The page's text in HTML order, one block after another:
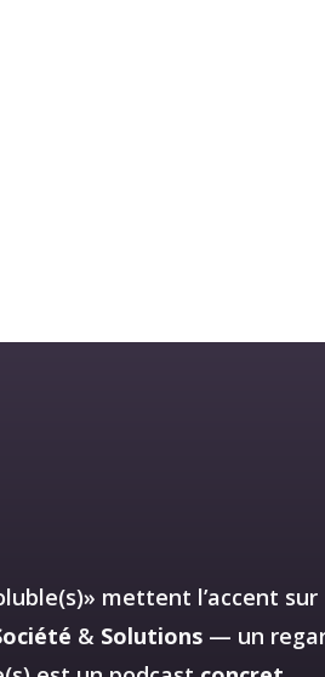
mettent l’accent sur
& Solutions — un